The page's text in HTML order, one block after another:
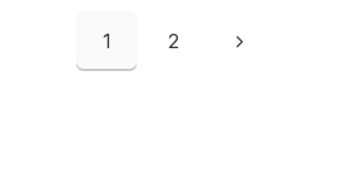
1 2